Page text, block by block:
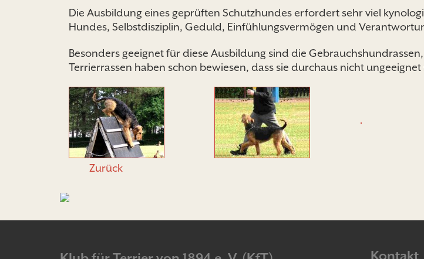
Die Ausbildung eines geprüften Schutzhundes erfordert sehr viel
Hundes, Selbstdisziplin, Geduld, Einfühlungsvermögen und
Besonders geeignet für diese Ausbildung sind die
Terrierrassen haben schon bewiesen, dass sie durchaus nicht
Zurück
Kontakt